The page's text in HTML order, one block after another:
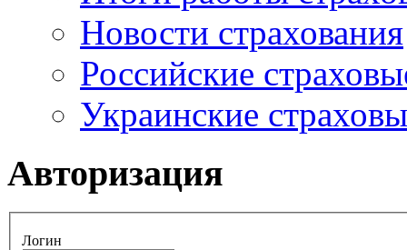
Новости страхования
Российские
Украинские
Авторизация
Логин